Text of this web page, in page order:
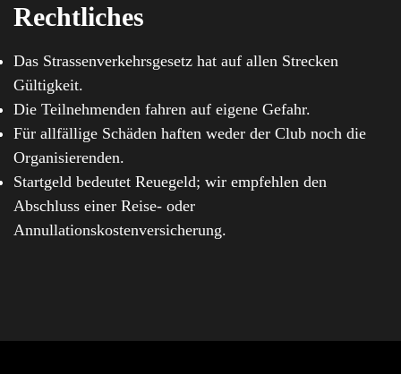
Rechtliches
Das Strassenverkehrsgesetz hat auf allen Strecken
Gültigkeit.
Die Teilnehmenden fahren auf eigene Gefahr.
Für allfällige Schäden haften weder der Club noch die
Organisierenden.
Startgeld bedeutet Reuegeld; wir empfehlen den
Abschluss einer Reise- oder
Annullationskostenversicherung.